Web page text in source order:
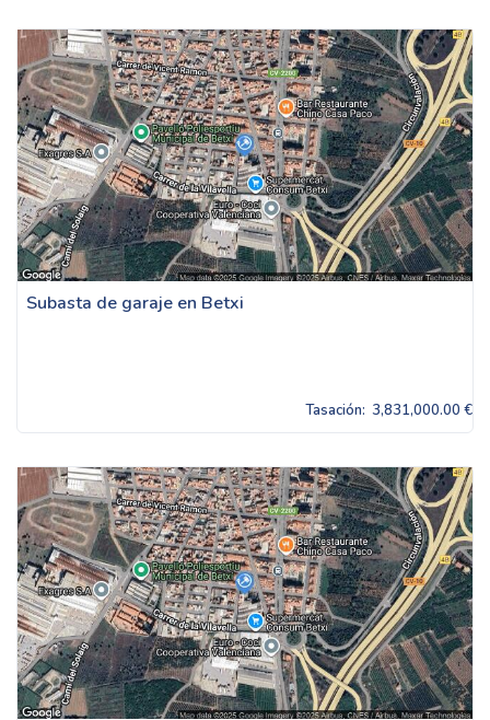
Subasta de garaje en Betxi
Tasación: 3,831,000.00 €